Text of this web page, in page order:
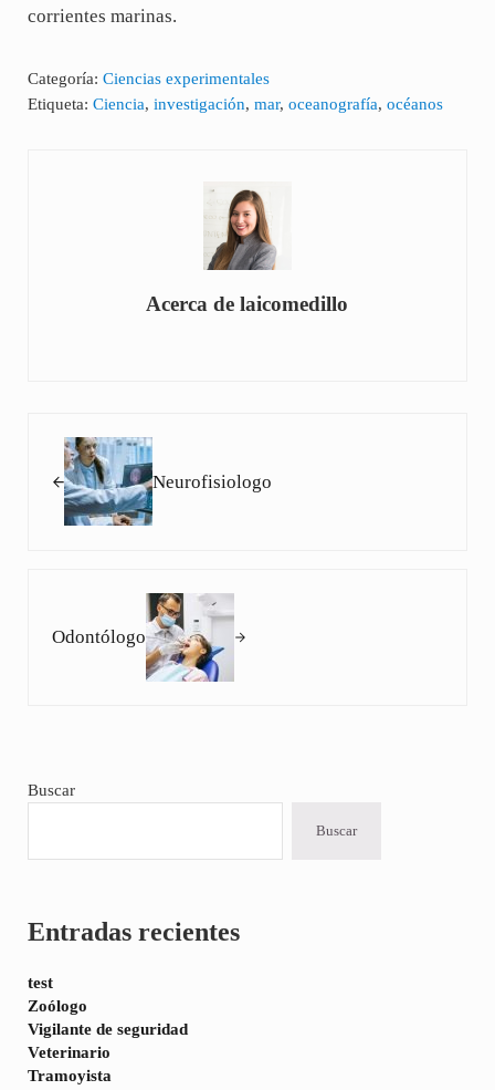
corrientes marinas.
Categoría: Ciencias experimentales
Etiqueta: Ciencia, investigación, mar, oceanografía, océanos
Acerca delaicomedillo
Neurofisiologo
Odontólogo
Sidebar
Buscar
Buscar
Entradas recientes
test
Zoólogo
Vigilante de seguridad
Veterinario
Tramoyista